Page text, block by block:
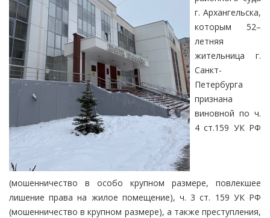
г. Архангельска,
которым 52–
летняя
жительница г.
Санкт-
Петербурга
признана
виновной по ч.
4 ст.159 УК РФ
(мошенничество в особо крупном размере, повлекшее
лишение права на жилое помещение), ч. 3 ст. 159 УК РФ
(мошенничество в крупном размере), а также преступления,